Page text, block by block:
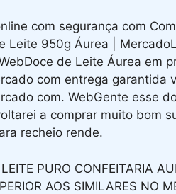
com segurança com
Leite 950g Áurea |
de Leite Áurea em
com entrega garantida
com. WebGente esse
a comprar muito bom
recheio rende.
PURO CONFEITARIA
AOS SIMILARES NO